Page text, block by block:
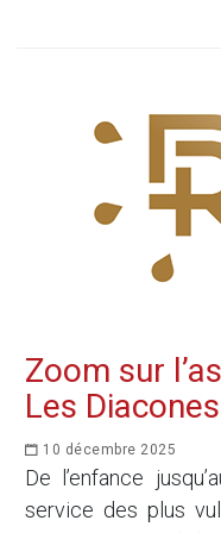
Zoom sur
Les
10 décembre 2025
De l’enfance
service des plus